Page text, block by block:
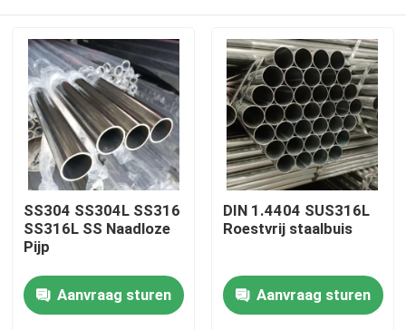
Huis
SS304 SS304L SS316
SS316L SS Naadloze
Pijp
Aanvraag sturen
DIN 1.4404 SUS316L
Roestvrij staalbuis
Aanvraag sturen